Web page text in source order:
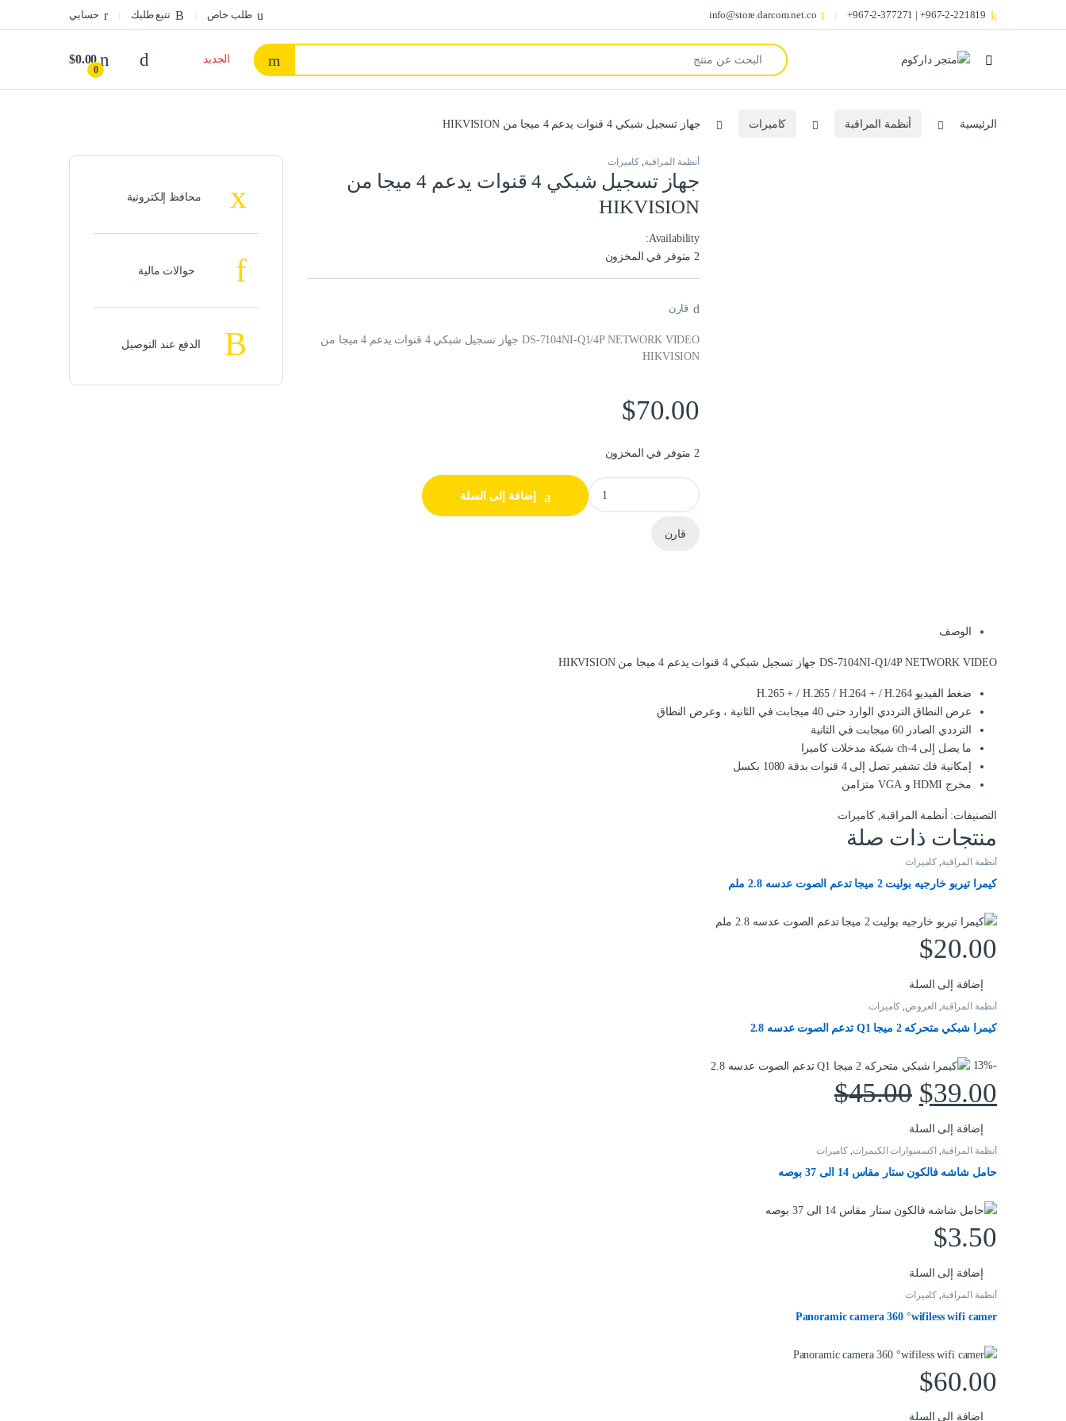
967-2-221819+ | 967-2-377271+
info@store.darcom.net.co طلب خاص تتبع طلبك حسابي
Search for:
الجديد
0
$0.00
الرئيسية أنظمة المراقبة كاميرات جهاز تسجيل شبكي 4 قنوات يدعم 4 ميجا من HIKVISION
أنظمة المراقبة, كاميرات
جهاز تسجيل شبكي 4 قنوات يدعم 4 ميجا من
HIKVISION
Availability:
2 متوفر في المخزون
قارن
DS-7104NI-Q1/4P NETWORK VIDEO جهاز تسجيل شبكي 4 قنوات يدعم 4 ميجا من
HIKVISION
$70.00
2 متوفر في المخزون
جهاز تسجيل شبكي 4 قنوات يدعم 4 ميجا من HIKVISION quantity
إضافة إلى السلة
قارن
الوصف
DS-7104NI-Q1/4P NETWORK VIDEO جهاز تسجيل شبكي 4 قنوات يدعم 4 ميجا من HIKVISION
ضغط الفيديو H.265 + / H.265 / H.264 + / H.264
عرض النطاق الترددي الوارد حتى 40 ميجابت في الثانية ، وعرض النطاق
الترددي الصادر 60 ميجابت في الثانية
ما يصل إلى 4-ch شبكة مدخلات كاميرا
إمكانية فك تشفير تصل إلى 4 قنوات بدقة 1080 بكسل
مخرج HDMI و VGA متزامن
التصنيفات: أنظمة المراقبة,كاميرات
منتجات ذات صلة
أنظمة المراقبة, كاميرات
كيمرا تيربو خارجيه بوليت 2 ميجا تدعم الصوت عدسه 2.8 ملم
$20.00
إضافة إلى السلة
أنظمة المراقبة, العروض, كاميرات
كيمرا شبكي متحركه 2 ميجا Q1 تدعم الصوت عدسه 2.8
-
13%
$39.00
$45.00
إضافة إلى السلة
أنظمة المراقبة, اكسسوارات الكيمرات, كاميرات
حامل شاشه فالكون ستار مقاس 14 الى 37 بوصه
$3.50
إضافة إلى السلة
أنظمة المراقبة, كاميرات
Panoramic camera 360 °wifiless wifi camer
$60.00
إضافة إلى السلة
محافظ إلكترونية
حوالات مالية
الدفع عند التوصيل